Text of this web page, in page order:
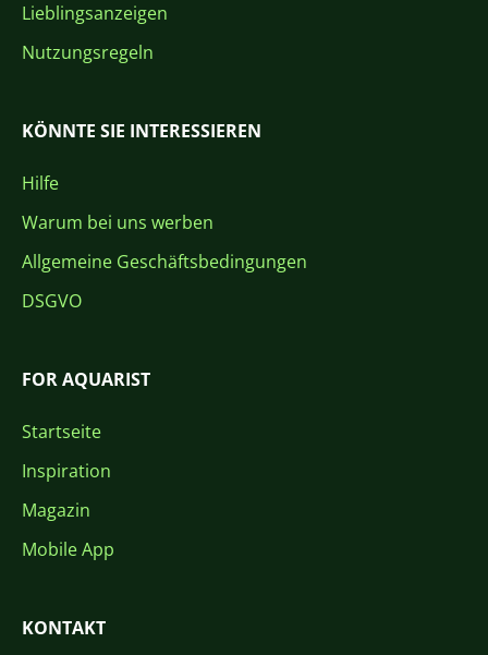
Lieblingsanzeigen
Nutzungsregeln
KÖNNTE SIE INTERESSIEREN
Hilfe
Warum bei uns werben
Allgemeine Geschäftsbedingungen
DSGVO
FOR AQUARIST
Startseite
Inspiration
Magazin
Mobile App
KONTAKT